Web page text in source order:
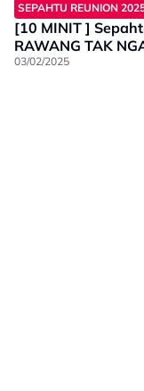
SEPAHTU REUNION
[10 MINIT ]
RAWANG TAK
03/02/2025